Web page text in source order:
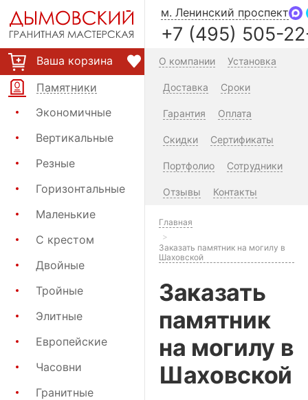
Ваша корзина
Памятники
Экономичные
Вертикальные
Резные
Горизонтальные
Маленькие
С крестом
Двойные
Тройные
Элитные
Европейские
Часовни
Гранитные
м. Ленинский проспект
+7 (495) 505-
О компании Установка
Доставка Сроки
Гарантия Оплата
Скидки Сертификаты
Портфолио Сотрудники
Отзывы Контакты
Главная
Заказать памятник на могилу в
Шаховской
Заказать
памятник
на могилу в
Шаховской